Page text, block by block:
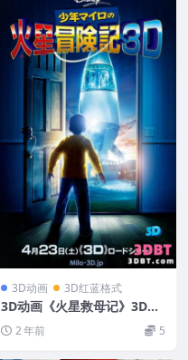
3D动画 3D红蓝格式
3D动画《火星救母记》3D电
影 左右分屏格式 高清网盘 下
载 动画3D
2 年前 5